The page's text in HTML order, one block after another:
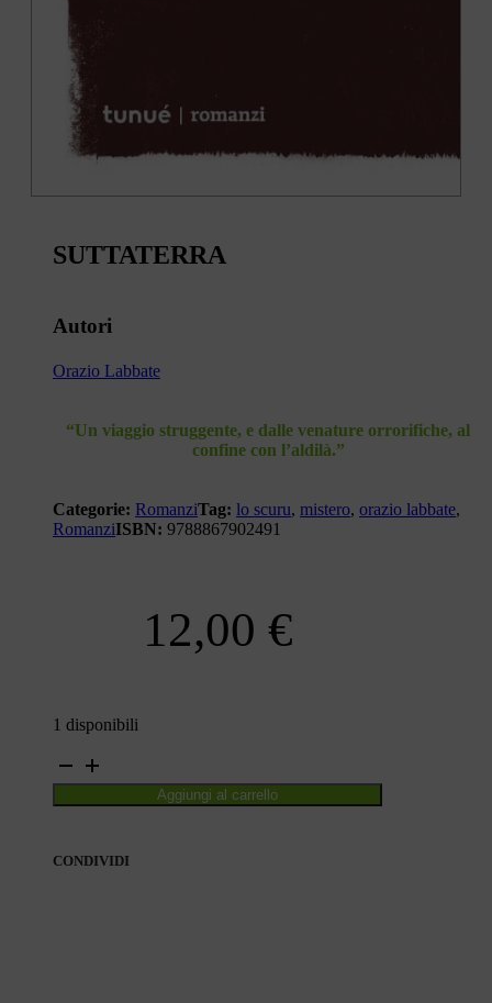
SUTTATERRA
Autori
Orazio Labbate
“Un viaggio struggente, e dalle venature orrorifiche, al
confine con l’aldilà.”
Categorie: RomanziTag: lo scuru, mistero, orazio labbate,
RomanziISBN: 9788867902491
12,00 €
1 disponibili
SUTTATERRA
quantità
Aggiungi al carrello
CONDIVIDI